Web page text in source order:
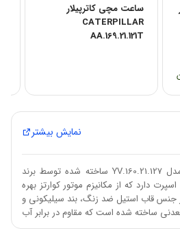
ساعت مچی کاترپیلار
CATERPILLAR
AA.169.21.121T
نمایش بیشتر
ساعت مچی اسپرت مردانه مدل YV.160.21.127 ساخته شده توسط برند
دارد که از مکانیزم موتور کوارتز بهره
قاب استیل ضد زنگ، بند سیلیکونی و
ساخته شده است که مقاوم در برابر آب